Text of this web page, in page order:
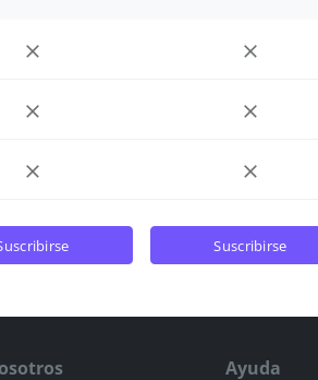
suscribirse suscribirse
Ayuda